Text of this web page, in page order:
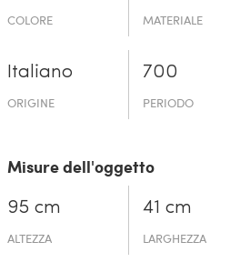
COLORE MATERIALE
Italiano
ORIGINE
700
PERIODO
Misure dell'oggetto
95 cm
ALTEZZA
41 cm
LARGHEZZA